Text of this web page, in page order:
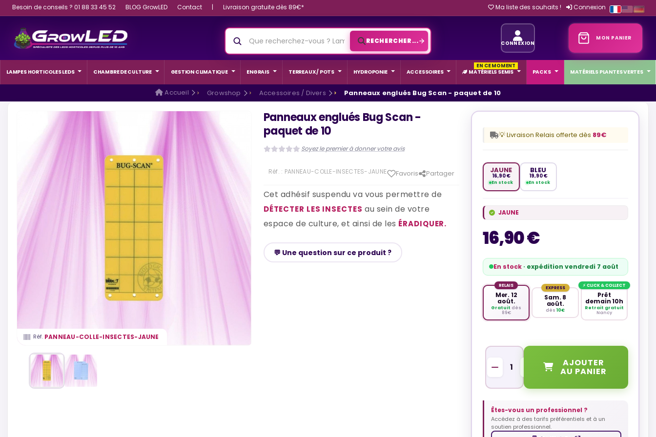
Besoin de conseils ? 01 88 33 45 52 BLOG GrowLED Contact | Livraison gratuite dès 89€* Connexion
Ma liste des souhaits !
MON PANIER
RECHERCHER... CONNEXION
LAMPES HORTICOLES LEDS CHAMBRE DE CULTURE GESTION CLIMATIQUE ENGRAIS TERREAUX / POTS HYDROPONIE ACCESSOIRES MATÉRIELS SEMIS
EN CE MOMENT
PACKS
MATÉRIELS PLANTES VERTES
Accueil Growshop Accessoires / Divers Panneaux englués Bug Scan - paquet de 10
Réf. PANNEAU-COLLE-INSECTES-JAUNE
Panneaux englués Bug Scan -
paquet de 10
Soyez le premier à donner votre avis
Réf. : PANNEAU-COLLE-INSECTES-JAUNE Favoris Partager
Cet adhésif suspendu va vous permettre de
DÉTECTER LES INSECTES au sein de votre
espace de culture, et ainsi de les ÉRADIQUER.
💬 Une question sur ce produit ?
JAUNE
16,90 €
En stock
BLEU
19,90 €
En stock
JAUNE
16,90 €
En stock· expédition vendredi 7 août
RELAIS
Mer. 12
août.
Gratuit dès
89€
EXPRESS
Sam. 8
août.
dès10€
⚡ CLICK & COLLECT
Prêt
demain 10h
Retrait gratuit
Nancy
💡 Livraison Relais offerte dès 89€
AJOUTER
AU PANIER
Êtes-vous un professionnel ?
Accédez à des tarifs préférentiels et à un
soutien professionnel.